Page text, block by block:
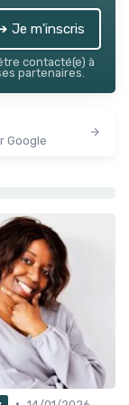
Je m'inscris
contacté(e) à
partenaires.
Google